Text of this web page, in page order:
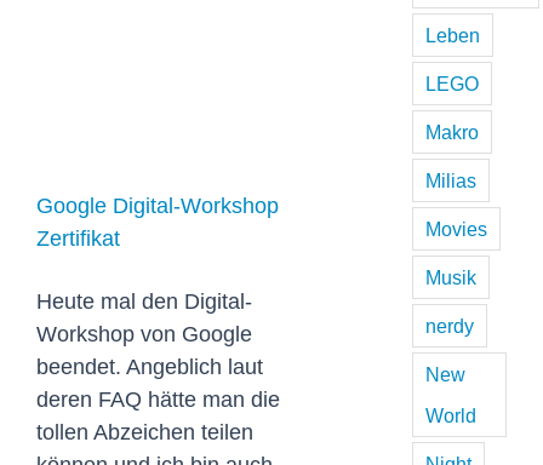
Google Digital-Workshop
Zertifikat
Heute mal den Digital-
Workshop von Google
beendet. Angeblich laut
deren FAQ hätte man die
tollen Abzeichen teilen
Leben
LEGO
Makro
Milias
Movies
Musik
nerdy
New
World